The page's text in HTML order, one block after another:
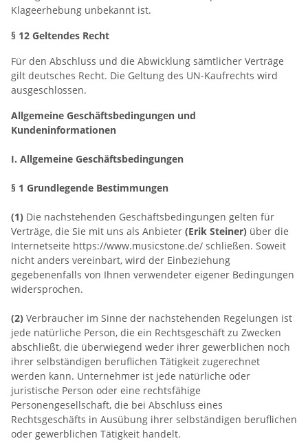
Klageerhebung unbekannt ist.
§ 12 Geltendes Recht
Für den Abschluss und die Abwicklung sämtlicher Verträge
gilt deutsches Recht. Die Geltung des UN-Kaufrechts wird
ausgeschlossen.
Allgemeine Geschäftsbedingungen und
Kundeninformationen
I. Allgemeine Geschäftsbedingungen
§ 1 Grundlegende Bestimmungen
(1) Die nachstehenden Geschäftsbedingungen gelten für
Verträge, die Sie mit uns als Anbieter (Erik Steiner) über die
Internetseite https://www.musicstone.de/ schließen. Soweit
nicht anders vereinbart, wird der Einbeziehung
gegebenenfalls von Ihnen verwendeter eigener Bedingungen
widersprochen.
(2) Verbraucher im Sinne der nachstehenden Regelungen ist
jede natürliche Person, die ein Rechtsgeschäft zu Zwecken
abschließt, die überwiegend weder ihrer gewerblichen noch
ihrer selbständigen beruflichen Tätigkeit zugerechnet
werden kann. Unternehmer ist jede natürliche oder
juristische Person oder eine rechtsfähige
Personengesellschaft, die bei Abschluss eines
Rechtsgeschäfts in Ausübung ihrer selbständigen beruflichen
oder gewerblichen Tätigkeit handelt.